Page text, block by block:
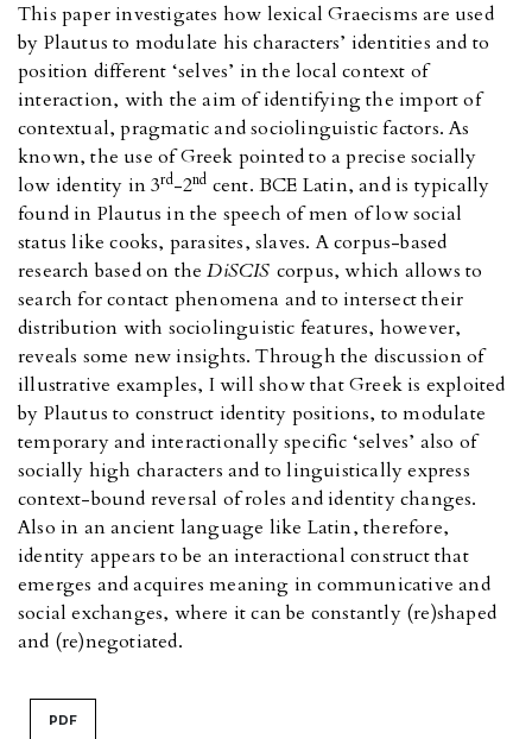
This paper investigates how lexical Graecisms are used
by Plautus to modulate his characters’ identities and to
position different ‘selves’ in the local context of
interaction, with the aim of identifying the import of
contextual, pragmatic and sociolinguistic factors. As
known, the use of Greek pointed to a precise socially
low identity in 3rd-2nd cent. BCE Latin, and is typically
found in Plautus in the speech of men of low social
status like cooks, parasites, slaves. A corpus-based
research based on theDiSCIS corpus, which allows to
search for contact phenomena and to intersect their
distribution with sociolinguistic features, however,
reveals some new insights. Through the discussion of
illustrative examples, I will show that Greek is exploited
by Plautus to construct identity positions, to modulate
temporary and interactionally specific ‘selves’ also of
socially high characters and to linguistically express
context-bound reversal of roles and identity changes.
Also in an ancient language like Latin, therefore,
identity appears to be an interactional construct that
emerges and acquires meaning in communicative and
social exchanges, where it can be constantly (re)shaped
and (re)negotiated.
PDF